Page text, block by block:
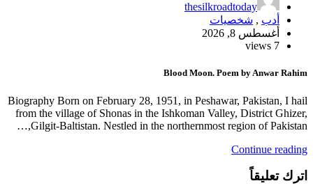
thesilkroadtoday
أدب , شخصيات
أغسطس 8, 2026
7 views
Blood Moon. Poem by Anwar Rahim
Biography Born on February 28, 1951, in Peshawar, Pakistan, I hail
from the village of Shonas in the Ishkoman Valley, District Ghizer,
Gilgit-Baltistan. Nestled in the northernmost region of Pakistan,…
Continue reading
اترك تعليقاً